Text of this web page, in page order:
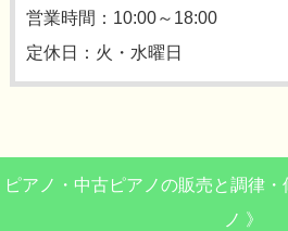
営業時間：10:00～18:00
定休日：火・水曜日
ピアノ・中古ピアノの販売と調律
ノ 》